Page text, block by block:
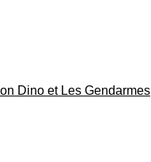
Dino et Les Gendarmes